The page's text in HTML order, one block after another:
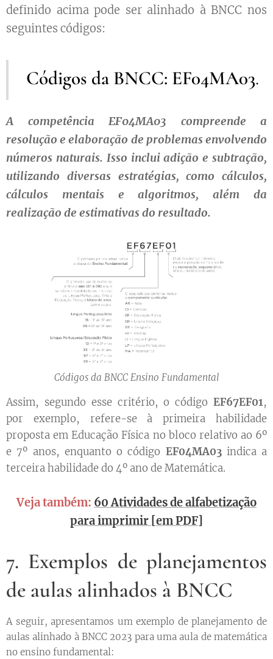
definido acima pode ser alinhado à BNCC nos
seguintes códigos:
Códigos da BNCC: EF04MA03.
A competência EF04MA03 compreende a
resolução e elaboração de problemas envolvendo
números naturais. Isso inclui adição e subtração,
utilizando diversas estratégias, como cálculos,
cálculos mentais e algoritmos, além da
realização de estimativas do resultado.
Códigos da BNCC Ensino Fundamental
Assim, segundo esse critério, o código EF67EF01,
por exemplo, refere-se à primeira habilidade
proposta em Educação Física no bloco relativo ao 6º
e 7º anos, enquanto o código EF04MA03indica a
terceira habilidade do 4º ano de Matemática.
Veja também: 60 Atividades de alfabetização
para imprimir [em PDF]
7. Exemplos de planejamentos
de aulas alinhados à BNCC
A seguir, apresentamos um exemplo de planejamento de
aulas alinhado à BNCC 2023 para uma aula de matemática
no ensino fundamental: